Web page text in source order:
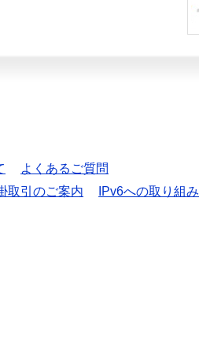
よくあるご質問
取引のご案内
IPv6への取り組み